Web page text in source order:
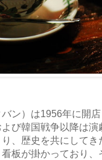
ン）は1956年に開
び韓国戦争以降は
、歴史を共にして
板が掛かっており